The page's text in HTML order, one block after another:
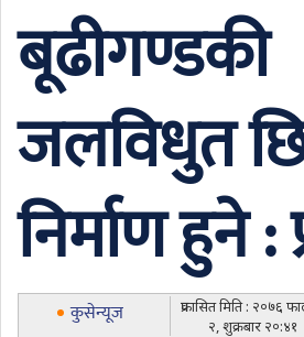
बूढीगण्डकी
जलविधुत
निर्माण हुने :
कुसेन्यूज
प्रकासित मिति : २०७६
२, शुक्रबार २०:४१